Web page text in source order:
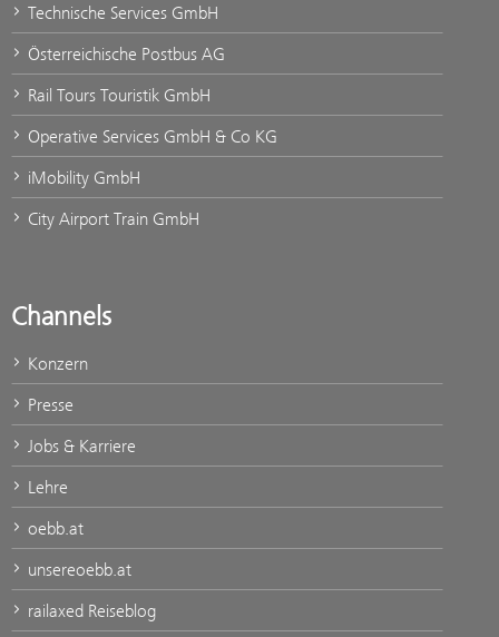
Technische Services GmbH
Österreichische Postbus AG
Rail Tours Touristik GmbH
Operative Services GmbH & Co KG
iMobility GmbH
City Airport Train GmbH
Channels
Konzern
Presse
Jobs & Karriere
Lehre
oebb.at
unsereoebb.at
railaxed Reiseblog